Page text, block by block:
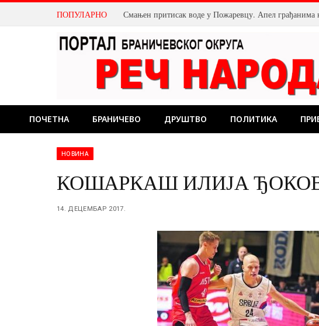
ПОПУЛАРНО
ПОЧЕТНА БРАНИЧЕВО ДРУШТВО ПОЛИТИКА
НОВИНА
КОШАРКАШ ИЛИЈА ЂОКОВИЋ:
14. ДЕЦЕМБАР 2017.